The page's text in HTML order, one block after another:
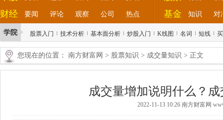
财经 要闻 评论 观察 公司 热点 基金 知识 对
学院 股票入门 技术分析 基本面分析 炒股入门 K线图 名词 短线
您现在的位置： 南方财富网 > 股票知识 > 成交量知识 > 正文
成交量增加说明什么？
2022-11-13 10:26 南方财富网